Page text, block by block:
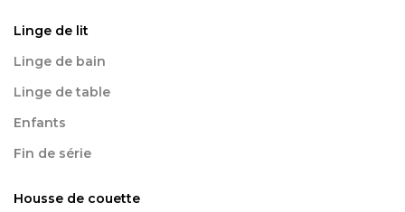
Linge de lit
Linge de bain
Linge de table
Enfants
Fin de série
Housse de couette